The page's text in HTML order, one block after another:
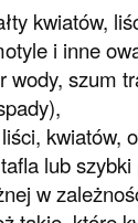
kwiatów,
i inne
wody, szum
lub
w